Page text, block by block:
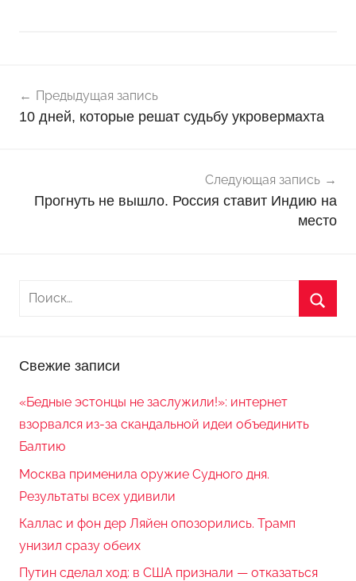
о
в
по
Предыдущая запись
10 дней, которые решат судьбу укровермахта
Следующая запись
Прогнуть не вышло. Россия ставит Индию на
место
Свежие записи
«Бедные эстонцы не заслужили!»: интернет
взорвался из-за скандальной идеи объединить
Балтию
Москва применила оружие Судного дня.
Результаты всех удивили
Каллас и фон дер Ляйен опозорились. Трамп
унизил сразу обеих
Путин сделал ход: в США признали — отказаться